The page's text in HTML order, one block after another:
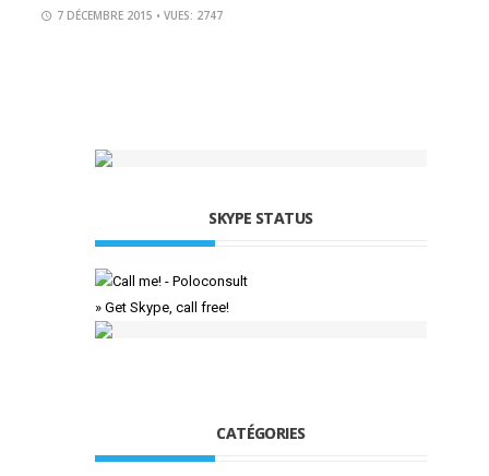
7 DÉCEMBRE 2015 • VUES: 2747
SKYPE STATUS
» Get Skype, call free!
CATÉGORIES